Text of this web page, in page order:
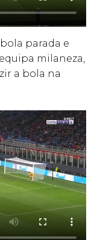
parada e
milaneza,
a bola na